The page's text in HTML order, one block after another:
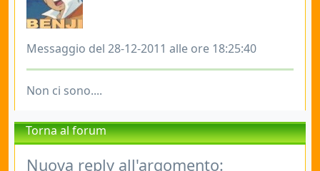
Messaggio del 28-12-2011 alle ore 18:25:40
Non ci sono....
Torna al forum
Nuova reply all'argomento: